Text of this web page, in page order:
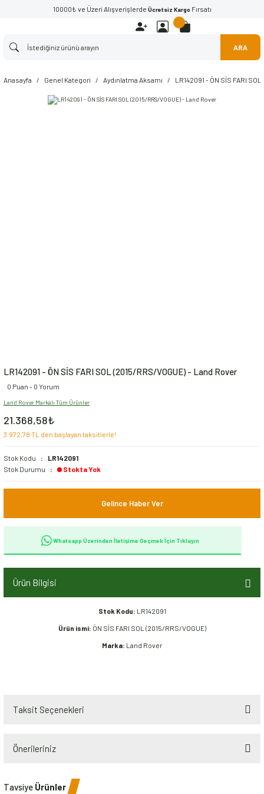
10000₺ ve Üzeri Alışverişlerde Ücretsiz Kargo Fırsatı
ARA
Anasayfa Genel Kategori Aydınlatma Aksamı LR142091 - ÖN SİS FARI
LR142091 - ÖN SİS FARI SOL (2015/RRS/VOGUE) - Land Rover
0 Puan - 0 Yorum
Land Rover Markalı Tüm Ürünler
21.368,58₺
3.972,78 TL den başlayan taksitlerle!
Stok Kodu
LR142091
Stok Durumu
Stokta Yok
Gelince Haber Ver
Whatsapp Üzerinden İletişime Geçmek İçin Tıklayın
Ürün Bilgisi
Stok Kodu: LR142091
Ürün ismi: ÖN SİS FARI SOL (2015/RRS/VOGUE)
Marka: Land Rover
Taksit Seçenekleri
Önerileriniz
Bu ürünün fiyat bilgisi, resim, ürün açıklamalarında ve diğer konularda
yetersiz gördüğünüz noktaları öneri formunu kullanarak tarafımıza
Tavsiye Ürünler